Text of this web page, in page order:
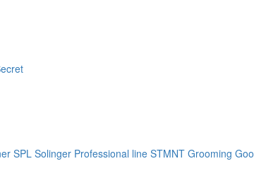
SPL Solinger Professional line STMNT Grooming